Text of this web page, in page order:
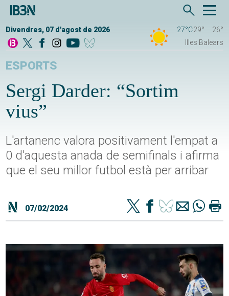
Divendres, 07 d'agost de 2026 27°C29°
26°
Illes Balears
ESPORTS
Sergi Darder: “Sortim
vius”
L'artanenc valora positivament l'empat a
0 d'aquesta anada de semifinals i afirma
que el seu millor futbol està per arribar
07/02/2024